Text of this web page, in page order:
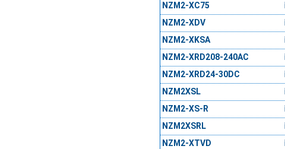
NZM2-XC75
NZM2-XDV
NZM2-XKSA
NZM2-XRD208-240AC
NZM2-XRD24-30DC
NZM2XSL
NZM2-XS-R
NZM2XSRL
NZM2-XTVD